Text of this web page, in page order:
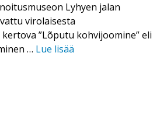
Lyhyen jalan
virolaisesta
”Lõputu kohvijoomine” eli
… Lue lisää